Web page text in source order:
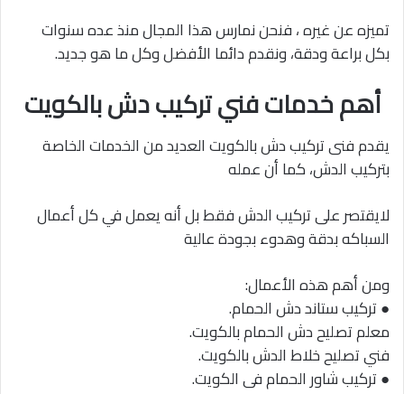
تميزه عن غيره ، فنحن نمارس هذا المجال منذ عده سنوات
بكل براعة ودقة، ونقدم دائما الأفضل وكل ما هو جديد.
أهم خدمات فني تركيب دش بالكويت
يقدم فنى تركيب دش بالكويت العديد من الخدمات الخاصة
بتركيب الدش، كما أن عمله
لايقتصر على تركيب الدش فقط بل أنه يعمل في كل أعمال
السباكه بدقة وهدوء بجودة عالية
ومن أهم هذه الأعمال:
● تركيب ستاند دش الحمام.
معلم تصليح دش الحمام بالكويت.
فني تصليح خلاط الدش بالكويت.
● تركيب شاور الحمام فى الكويت.